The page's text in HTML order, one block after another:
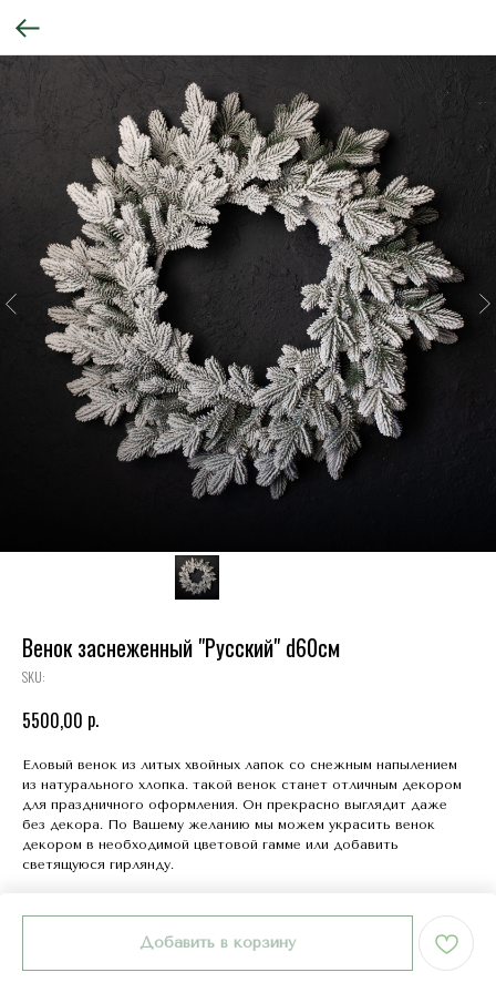
Венок заснеженный "Русский" d60см
SKU:
5500,00 р.
Добавить в корзину
Еловый венок из литых хвойных лапок со снежным напылением
из натурального хлопка. такой венок станет отличным декором
для праздничного оформления. Он прекрасно выглядит даже
без декора. По Вашему желанию мы можем украсить венок
декором в необходимой цветовой гамме или добавить
светящуюся гирлянду.